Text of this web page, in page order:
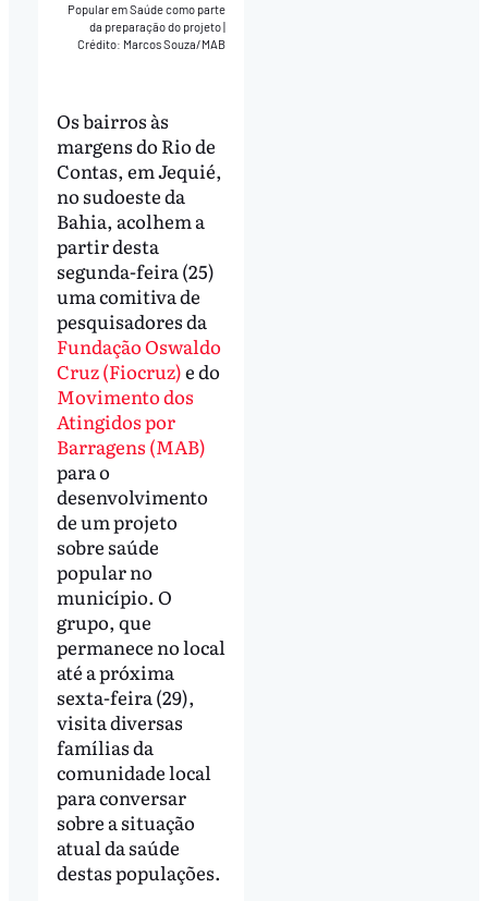
Popular em Saúde como parte
da preparação do projeto|
Crédito: Marcos Souza/MAB
Os bairros às
margens do Rio de
Contas, em Jequié,
no sudoeste da
Bahia, acolhem a
partir desta
segunda-feira (25)
uma comitiva de
pesquisadores da
Fundação Oswaldo
Cruz (Fiocruz)e do
Movimento dos
Atingidos por
Barragens (MAB)
para o
desenvolvimento
de um projeto
sobre saúde
popular no
município. O
grupo, que
permanece no local
até a próxima
sexta-feira (29),
visita diversas
famílias da
comunidade local
para conversar
sobre a situação
atual da saúde
destas populações.